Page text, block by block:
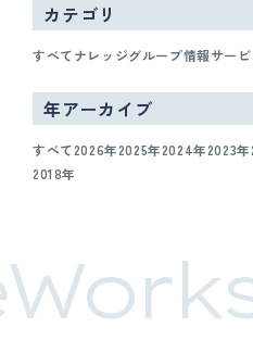
カテゴリ
すべてナレッジグループ情報サー
年アーカイブ
すべて2026年2025年2024年2023年
2018年